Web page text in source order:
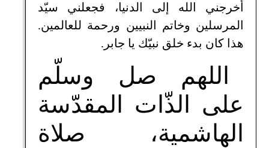
أخرجني الله إلى الدنيا، فجعلني سيّد
المرسلين وخاتم النبيين ورحمة للعالمين.
هذا كان بدء خلق نبيّك يا جابر.
اللهم صل وسلّم
على الذّات المقدّسة
الهاشمية، صلاة